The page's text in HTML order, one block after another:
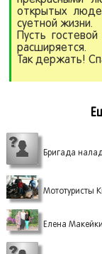
открытых
суетной жизни.
Пусть
расширяется.
Так держать!
Бригада
Мототуристы
Елена